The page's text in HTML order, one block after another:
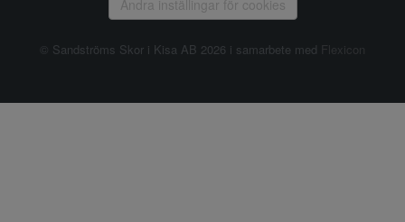
Ändra inställingar för cookies
© Sandströms Skor i Kisa AB 2026 i samarbete med Flexicon